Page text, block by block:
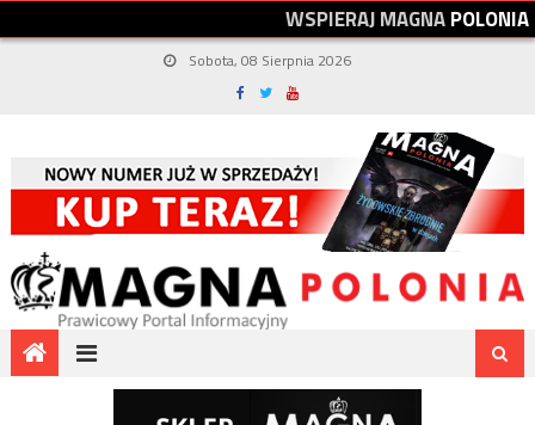
WSPIERAJMAGNAPOLONIA
Sobota, 08 Sierpnia 2026